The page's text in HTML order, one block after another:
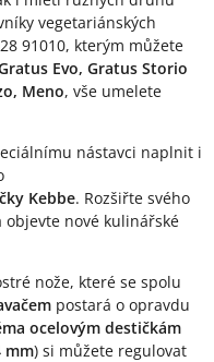
vegetariánských
91010, kterým můžete
Evo, Gratus Storio
Meno, vše umelete
nástavci naplnit i
Kebbe. Rozšiřte svého
objevte nové kulinářské
nože, které se spolu
postará o opravdu
ocelovým destičkám
mm) si můžete regulovat